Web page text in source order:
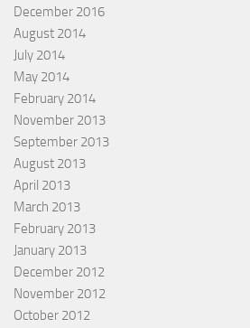
December 2016
August 2014
July 2014
May 2014
February 2014
November 2013
September 2013
August 2013
April 2013
March 2013
February 2013
January 2013
December 2012
November 2012
October 2012